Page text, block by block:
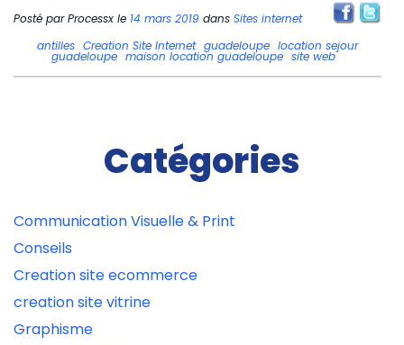
Posté parProcessx le 14 mars 2019 dans Sites internet
antilles Creation Site Internet guadeloupe location sejour
guadeloupe maison location guadeloupe site web
Catégories
Communication Visuelle & Print
Conseils
Creation site ecommerce
creation site vitrine
Graphisme